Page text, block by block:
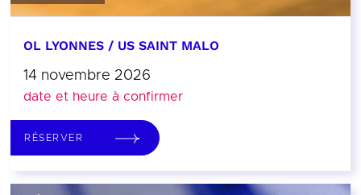
OL LYONNES / US SAINT MALO
14 novembre 2026
date et heure à confirmer
RÉSERVER